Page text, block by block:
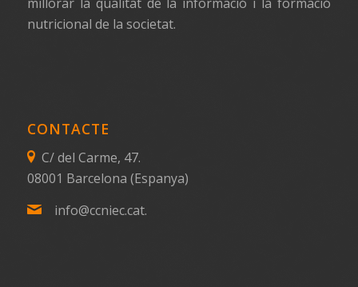
nutricional de la societat.
CONTACTE
C/ del Carme, 47.
08001 Barcelona (Espanya)
info@ccniec.cat.